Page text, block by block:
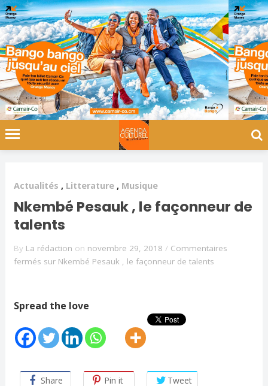
Actualités , Litterature , Musique
Nkembé Pesauk , le façonneur de
talents
By La rédaction on novembre 29, 2018 / Commentaires
fermés sur Nkembé Pesauk , le façonneur de talents
Spread the love
Share Pin it Tweet